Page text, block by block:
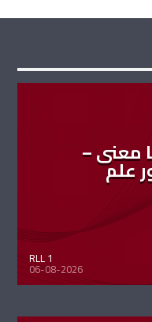
معنى –
علم
RLL 1
06-08-2026